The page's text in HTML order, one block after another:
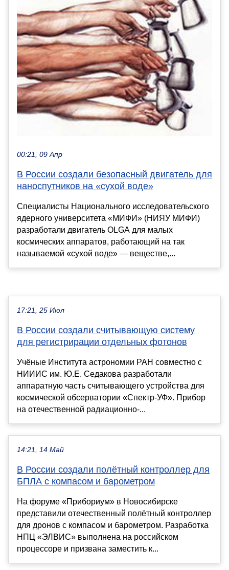
00:21, 09 Апр
В России создали безопасный двигатель для
наноспутников на «сухой воде»
Специалисты Национального исследовательского
ядерного университета «МИФИ» (НИЯУ МИФИ)
разработали двигатель OLGA для малых
космических аппаратов, работающий на так
называемой «сухой воде» — веществе,...
17:21, 25 Июл
В России создали считывающую систему
для регистрирации отдельных фотонов
Учёные Института астрономии РАН совместно с
НИИИС им. Ю.Е. Седакова разработали
аппаратную часть считывающего устройства для
космической обсерватории «Спектр-УФ». Прибор
на отечественной радиационно-...
14:21, 14 Май
В России создали полётный контроллер для
БПЛА с компасом и барометром
На форуме «Прибориум» в Новосибирске
представили отечественный полётный контроллер
для дронов с компасом и барометром. Разработка
НПЦ «ЭЛВИС» выполнена на российском
процессоре и призвана заместить к...